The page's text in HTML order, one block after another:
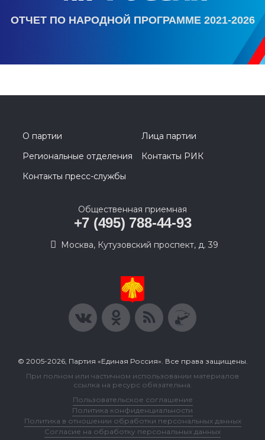
ОТЧЕТ ПО НАРОДНОЙ ПРОГРАММЕ 2021-2026
О партии
Лица партии
Региональные отделения
Контакты РИК
Контакты пресс-службы
Общественная приемная
+7 (495) 788-44-93
Москва, Кутузовский проспект, д. 39
© 2005-2026, Партия «Единая Россия». Все права защищены.
При полном или частичном использовании материалов
ссылка на ресурс обязательна.
Пользовательское соглашение
Политика конфиденциальности
Политика в отношении обработки персональных данных
Согласие на обработку персональных данных